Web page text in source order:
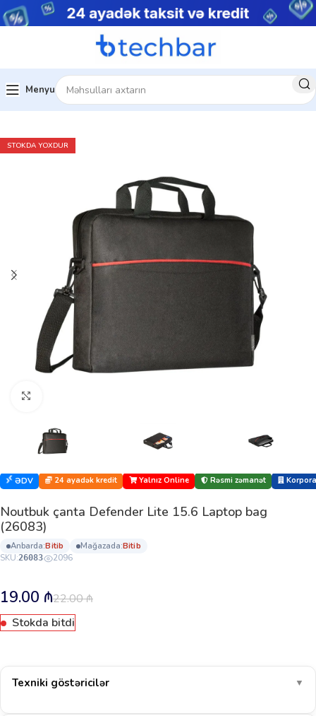
Menyu
Kompüter aksesuarları Noutbuk Çantaları
STOKDA YOXDUR
ƏDV 24 ayadək kredit Yalnız Online Rəsmi zəmanət
Noutbuk çanta Defender Lite 15.6 Laptop bag
(26083)
anbarda: bi̇ti̇b mağazada: bi̇ti̇b
SKU:26083 2096
22.00₼
19.00 ₼
Stokda bitdi
Texniki göstəricilər ▼